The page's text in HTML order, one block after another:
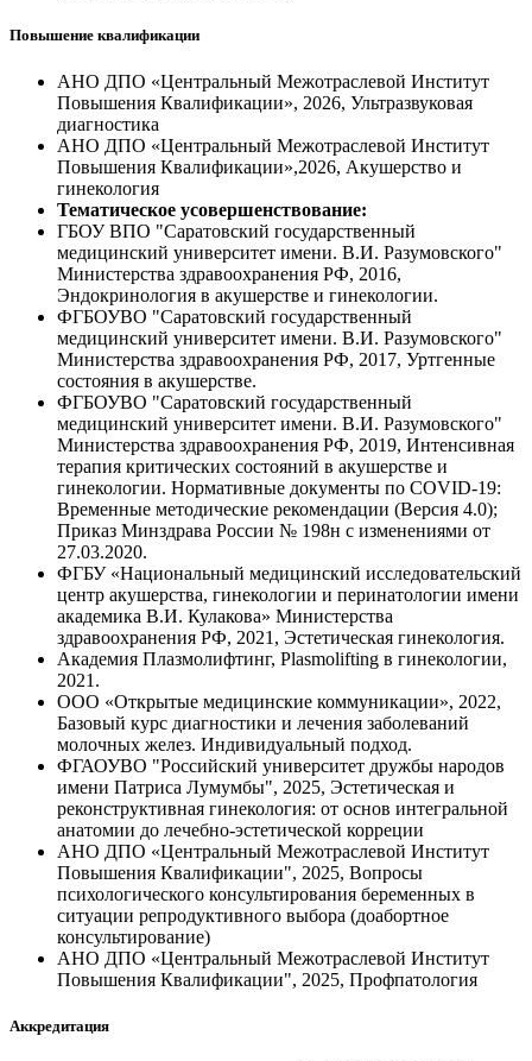
Повышение квалификации
АНО ДПО «Центральный Межотраслевой Институт
Повышения Квалификации», 2026, Ультразвуковая
диагностика
АНО ДПО «Центральный Межотраслевой Институт
Повышения Квалификации»,2026, Акушерство и
гинекология
Тематическое усовершенствование:
ГБОУ ВПО "Саратовский государственный
медицинский университет имени. В.И. Разумовского"
Министерства здравоохранения РФ, 2016,
Эндокринология в акушерстве и гинекологии.
ФГБОУВО "Саратовский государственный
медицинский университет имени. В.И. Разумовского"
Министерства здравоохранения РФ, 2017, Уртгенные
состояния в акушерстве.
ФГБОУВО "Саратовский государственный
медицинский университет имени. В.И. Разумовского"
Министерства здравоохранения РФ, 2019, Интенсивная
терапия критических состояний в акушерстве и
гинекологии. Нормативные документы по COVID-19:
Временные методические рекомендации (Версия 4.0);
Приказ Минздрава России № 198н с изменениями от
27.03.2020.
ФГБУ «Национальный медицинский исследовательский
центр акушерства, гинекологии и перинатологии имени
академика В.И. Кулакова» Министерства
здравоохранения РФ, 2021, Эстетическая гинекология.
Академия Плазмолифтинг, Plasmolifting в гинекологии,
2021.
ООО «Открытые медицинские коммуникации», 2022,
Базовый курс диагностики и лечения заболеваний
молочных желез. Индивидуальный подход.
ФГАОУВО "Российский университет дружбы народов
имени Патриса Лумумбы", 2025, Эстетическая и
реконструктивная гинекология: от основ интегральной
анатомии до лечебно-эстетической корреции
АНО ДПО «Центральный Межотраслевой Институт
Повышения Квалификации", 2025, Вопросы
психологического консультирования беременных в
ситуации репродуктивного выбора (доабортное
консультирование)
АНО ДПО «Центральный Межотраслевой Институт
Повышения Квалификации", 2025, Профпатология
Аккредитация